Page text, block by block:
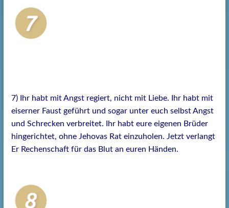
7) Ihr habt mit Angst regiert, nicht mit Liebe. Ihr habt mit
eiserner Faust geführt und sogar unter euch selbst Angst
und Schrecken verbreitet. Ihr habt eure eigenen Brüder
hingerichtet, ohne Jehovas Rat einzuholen. Jetzt verlangt
Er Rechenschaft für das Blut an euren Händen.